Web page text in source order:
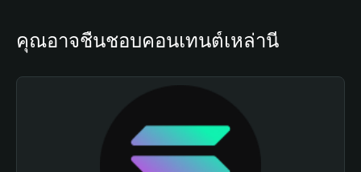
คุณอาจชื่นชอบคอนเทนต์เหล่านี้